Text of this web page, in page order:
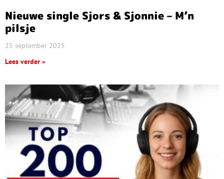
Nieuwe single Sjors & Sjonnie – M’n
pilsje
25 september 2025
Lees verder »